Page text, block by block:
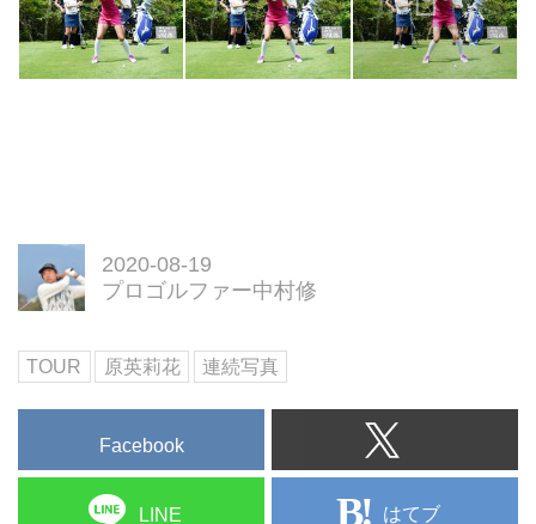
2020-08-19
プロゴルファー中村修
TOUR 原英莉花 連続写真
Facebook
LINE はてブ